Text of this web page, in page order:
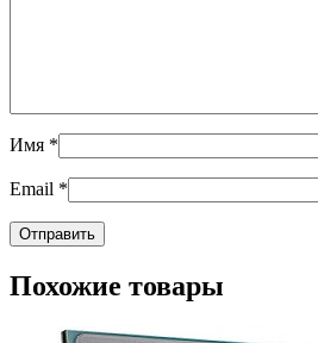
Имя *
Email *
Похожие товары